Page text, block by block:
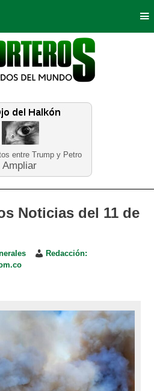
entre Trump y Petro
Ampliar
Bogotá
Tierra Deportes
Neira
Noticias del 11 de
Redacción: